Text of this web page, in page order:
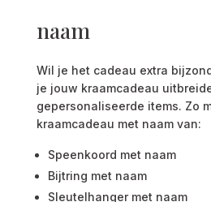
naam
Wil je het cadeau extra
je jouw kraamcadeau
gepersonaliseerde items. Zo
kraamcadeau met naam van:
Speenkoord met naam
Bijtring met naam
Sleutelhanger met naam